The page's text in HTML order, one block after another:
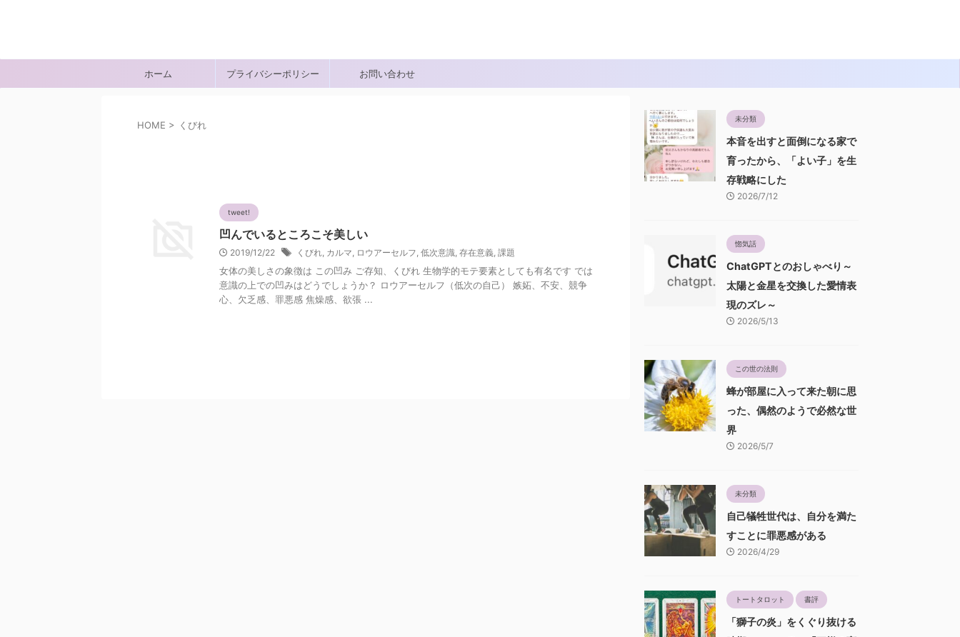
ホーム プライバシーポリシー お問い合わせ
HOME > くびれ
tweet!
凹んでいるところこそ美しい
2019/12/22 くびれ, カルマ, ロウアーセルフ, 低次意識, 存在意義, 課題
女体の美しさの象徴は この凹み ご存知、くびれ 生物学的モテ要素としても有名です では
意識の上での凹みはどうでしょうか？ ロウアーセルフ（低次の自己） 嫉妬、不安、競争
心、欠乏感、罪悪感 焦燥感、欲張 ...
未分類
本音を出すと面倒になる家で
育ったから、「よい子」を生
存戦略にした
2026/7/12
惚気話
ChatGPTとのおしゃべり～
太陽と金星を交換した愛情表
現のズレ～
2026/5/13
この世の法則
蜂が部屋に入って来た朝に思
った、偶然のようで必然な世
界
2026/5/7
未分類
自己犠牲世代は、自分を満た
すことに罪悪感がある
2026/4/29
トートタロット 書評
「獅子の炎」をくぐり抜ける